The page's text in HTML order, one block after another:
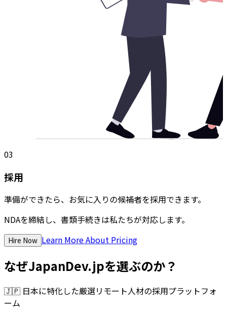
03
採用
準備ができたら、お気に入りの候補者を採用できます。
NDAを締結し、書類手続きは私たちが対応します。
Hire Now Learn More About Pricing
なぜJapanDev.jpを選ぶのか？
🇯🇵 日本に特化した厳選リモート人材の採用プラットフォ
ーム